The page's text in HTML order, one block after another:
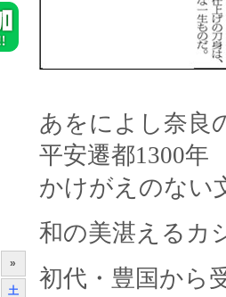
あをによし奈良
平安遷都1300年
かけがえのない
和の美湛えるカ
初代・豊国から